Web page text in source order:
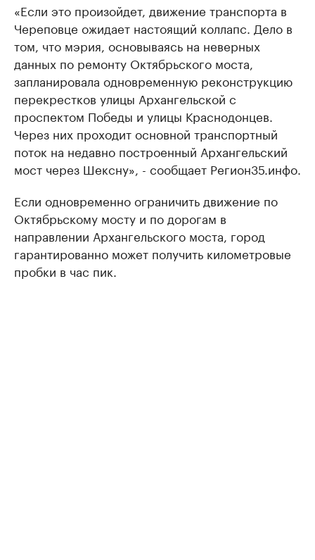
«Если это произойдет, движение транспорта в
Череповце ожидает настоящий коллапс. Дело в
том, что мэрия, основываясь на неверных
данных по ремонту Октябрьского моста,
запланировала одновременную реконструкцию
перекрестков улицы Архангельской с
проспектом Победы и улицы Краснодонцев.
Через них проходит основной транспортный
поток на недавно построенный Архангельский
мост через Шексну», - сообщает Регион35.инфо.
Если одновременно ограничить движение по
Октябрьскому мосту и по дорогам в
направлении Архангельского моста, город
гарантированно может получить километровые
пробки в час пик.